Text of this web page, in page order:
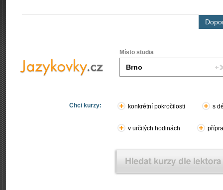
Místo studia
Chci kurzy: konkrétní pokročilosti s
v určitých hodinách